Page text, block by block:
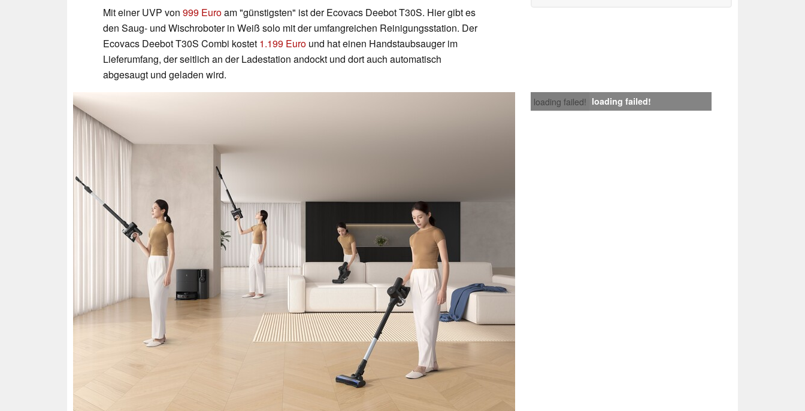
Mit einer UVP von 999 Euroam "günstigsten" ist der Ecovacs Deebot T30S. Hier gibt es
den Saug- und Wischroboter in Weiß solo mit der umfangreichen Reinigungsstation. Der
Ecovacs Deebot T30S Combi kostet 1.199 Euro und hat einen Handstaubsauger im
Lieferumfang, der seitlich an der Ladestation andockt und dort auch automatisch
abgesaugt und geladen wird.
loading failed! loading failed!